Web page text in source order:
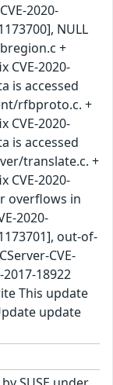
2020-
NULL
+
CVE-2020-
is accessed
rfbproto.c. +
CVE-2020-
is accessed
translate.c. +
CVE-2020-
overflows in
2020-
out-of-
CVE-
18922
This update
update